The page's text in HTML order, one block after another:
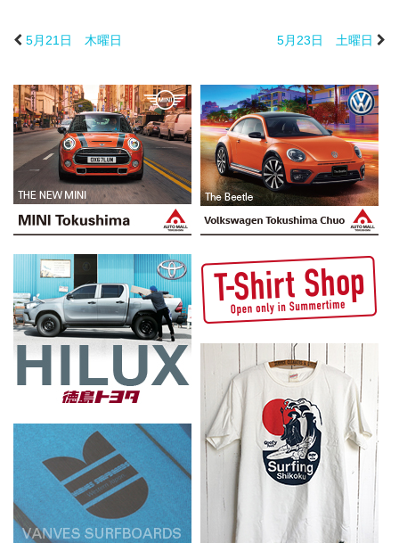
5月21日 木曜日 5月23日 土曜日